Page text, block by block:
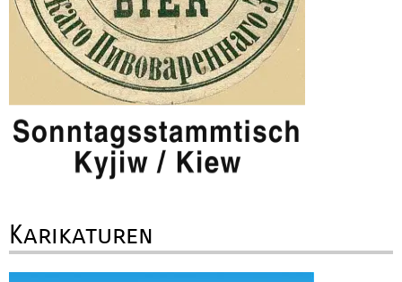
Karikaturen